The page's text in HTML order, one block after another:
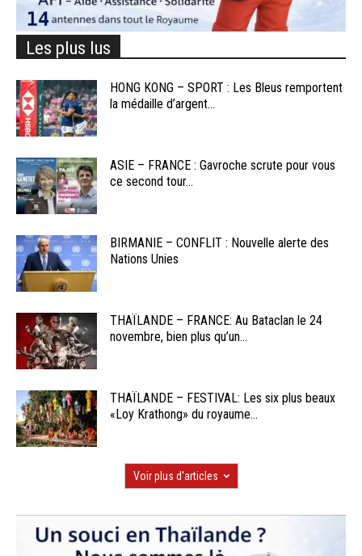
Les plus lus
HONG KONG – SPORT : Les Bleus remportent
la médaille d’argent...
ASIE – FRANCE : Gavroche scrute pour vous
ce second tour...
BIRMANIE – CONFLIT : Nouvelle alerte des
Nations Unies
THAÏLANDE – FRANCE: Au Bataclan le 24
novembre, bien plus qu’un...
THAÏLANDE – FESTIVAL: Les six plus beaux
«Loy Krathong» du royaume...
Voir plus d'articles